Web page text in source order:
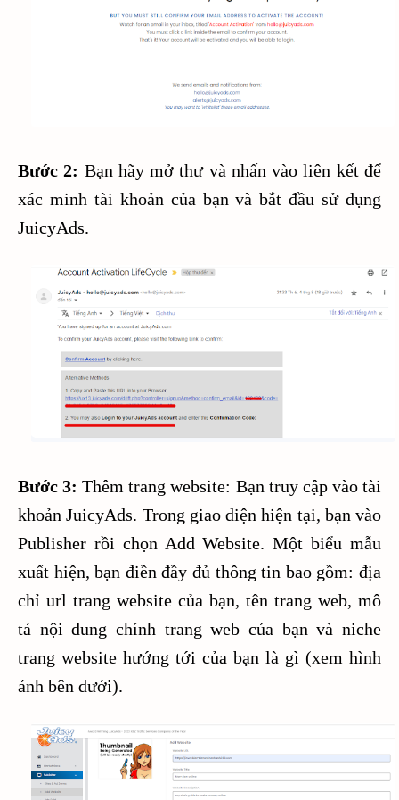
Bước 2: Bạn hãy mở thư và nhấn vào liên kết để
xác minh tài khoản của bạn và bắt đầu sử dụng
JuicyAds.
Bước 3: Thêm trang website: Bạn truy cập vào tài
khoản JuicyAds. Trong giao diện hiện tại, bạn vào
Publisher rồi chọn Add Website. Một biểu mẫu
xuất hiện, bạn điền đầy đủ thông tin bao gồm: địa
chỉ url trang website của bạn, tên trang web, mô
tả nội dung chính trang web của bạn và niche
trang website hướng tới của bạn là gì (xem hình
ảnh bên dưới).